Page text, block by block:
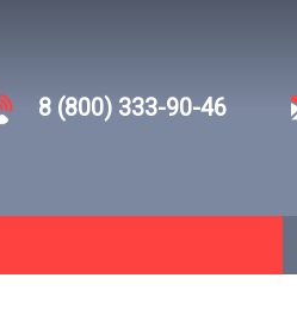
8 (800) 333-90-46